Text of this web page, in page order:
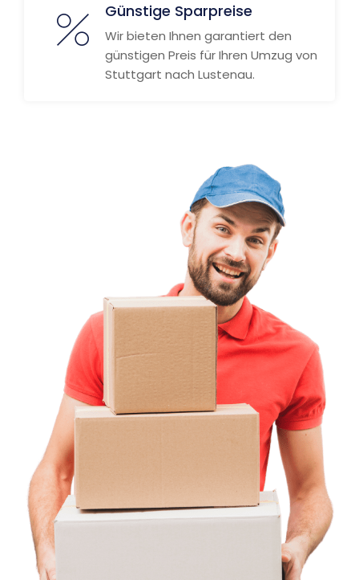
Günstige Sparpreise
Wir bieten Ihnen garantiert den
günstigen Preis für Ihren Umzug von
Stuttgart nach Lustenau.